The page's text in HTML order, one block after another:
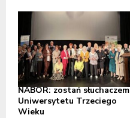
NABÓR: zostań słuchaczem
Uniwersytetu Trzeciego
Wieku